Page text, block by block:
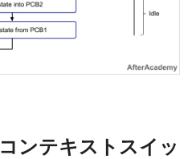
ンテキストスイッ